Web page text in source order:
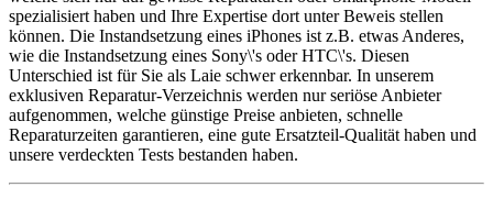
spezialisiert haben und Ihre Expertise dort unter Beweis stellen
können. Die Instandsetzung eines iPhones ist z.B. etwas Anderes,
wie die Instandsetzung eines Sony\'s oder HTC\'s. Diesen
Unterschied ist für Sie als Laie schwer erkennbar. In unserem
exklusiven Reparatur-Verzeichnis werden nur seriöse Anbieter
aufgenommen, welche günstige Preise anbieten, schnelle
Reparaturzeiten garantieren, eine gute Ersatzteil-Qualität haben und
unsere verdeckten Tests bestanden haben.